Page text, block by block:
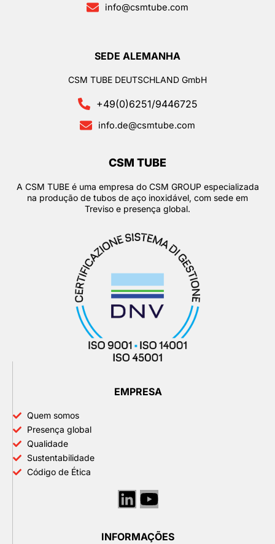
info@csmtube.com
SEDE ALEMANHA
CSM TUBE DEUTSCHLAND GmbH
+49(0)6251/9446725
info.de@csmtube.com
CSM TUBE
A CSM TUBE é uma empresa do CSM GROUP especializada
na produção de tubos de aço inoxidável, com sede em
Treviso e presença global.
EMPRESA
Quem somos
Presença global
Qualidade
Sustentabilidade
Código de Ética
Linkedin
Youtube
INFORMAÇÕES